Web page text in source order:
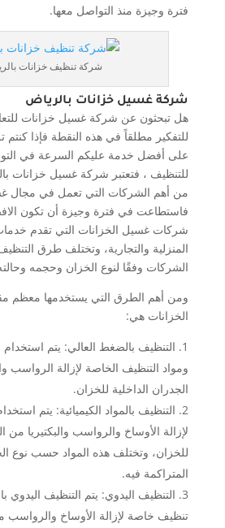
فترة وجيزة منذ التواصل معها.
شركة تنظيف خزانات
شركة غسيل خزانات بالرياض
هل تبحثون عن شركة غسيل خزانات
للتفكير مطلقاً في هذه النقطة فإذا
على أفضل خدمة عليكم السرعة في
للتنظيف ، فتعتبر شركة غسيل خزانات
من أهم الشركات التي تعمل في مجال
فاستطاعت في فترة وجيزة أن تكون
شركات غسيل الخزانات التي تقدم
المنزلية والتجارية، وتختلف طرق
الشركات وفقًا لنوع الخزان وحجمه
ومن أهم الطرق التي يستخدمها معظم
الخزانات هي:
التنظيف بالضغط العالي: يتم
ومواد التنظيف الخاصة لإزالة الرواسب
الجدران الداخلية للخزان.
التنظيف بالمواد الكيميائية: يتم
لإزالة الأوساخ والرواسب والبكتيريا من
للخزان، وتختلف هذه المواد حسب نوع
المتراكمة فيه.
التنظيف اليدوي: يتم التنظيف اليدوي
تنظيف خاصة لإزالة الأوساخ والرواسب